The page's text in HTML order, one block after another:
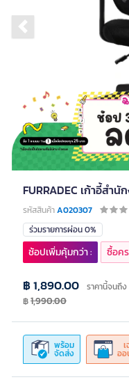
Previous
FURRADEC เก้าอี้สำ
รหัสสินค้าA020307
ร่วมรายการผ่อน 0%
พร้อม
จัดส่ง ออ
฿ 1,890.00 ราคานี้จนถึ
฿1,990.00
ช้อปเพิ่มคุ้มกว่า : ซื้อค